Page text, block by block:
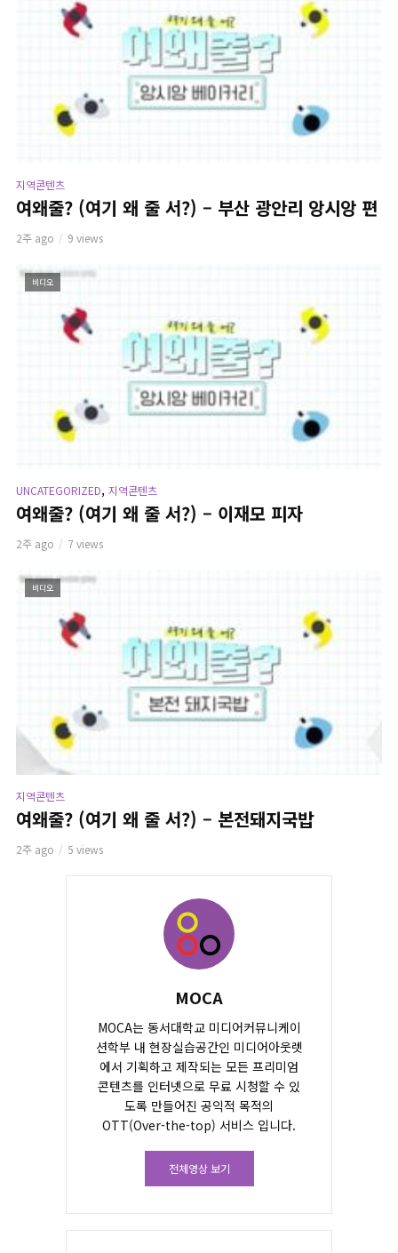
지역콘텐츠
여왜줄? (여기 왜 줄 서?) – 부산 광안리 앙시앙 편
2주 ago 9 views
비디오
UNCATEGORIZED, 지역콘텐츠
여왜줄? (여기 왜 줄 서?) – 이재모 피자
2주 ago 7 views
비디오
지역콘텐츠
여왜줄? (여기 왜 줄 서?) – 본전돼지국밥
2주 ago 5 views
MOCA
MOCA는 동서대학교 미디어커뮤니케이
션학부 내 현장실습공간인 미디어아웃렛
에서 기획하고 제작되는 모든 프리미엄
콘텐츠를 인터넷으로 무료 시청할 수 있
도록 만들어진 공익적 목적의
OTT(Over-the-top) 서비스 입니다.
전체영상 보기